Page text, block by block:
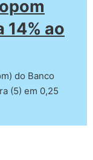
14% ao
do Banco
(5) em 0,25